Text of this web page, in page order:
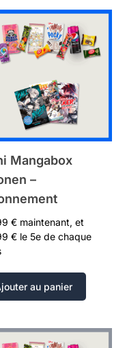
Mangabox
–
€ maintenant, et
€ le 5e de chaque
au panier